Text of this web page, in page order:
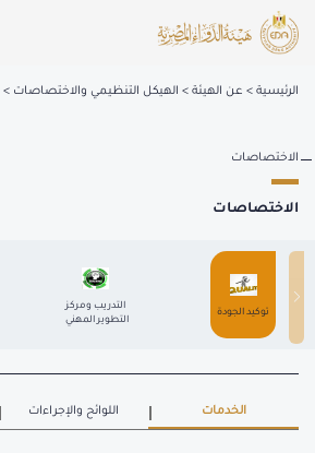
الرئيسية عن الهيئة الهيكل التنظيمي والاختصاصات
الاختصاصات
الاختصاصات
توكيد الجودة
التطوير المهني
الخدمات اللوائح والإجراءات